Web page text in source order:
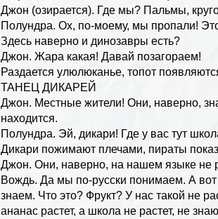
Джон (озирается). Где мы? Пальмы,
Полундра. Ох, по-моему, мы пропали!
Здесь наверно и динозавры есть?
Джон. Жара какая! Давай позагораем!
Раздается улюлюканье, топот
ТАНЕЦ ДИКАРЕЙ
Джон. Местные жители! Они, наверно,
находится.
Полундра. Эй, дикари! Где у вас тут
Дикари пожимают плечами, пираты
Джон. Они, наверно, на нашем языке не
Вождь. Да мы по-русски понимаем. А
знаем. Что это? Фрукт? У нас такой не
ананас растет, а школа не растет, не